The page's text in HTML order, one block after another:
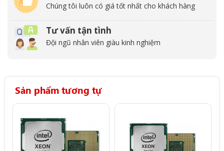
Chúng tôi luôn có giá tốt nhất cho khách hàng
Tư vấn tận tình
Đội ngũ nhân viên giàu kinh nghiệm
Sản phẩm tương tự